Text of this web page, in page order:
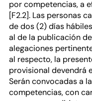
por competencias, a
[F2.2]. Las personas
de dos (2) días
al de la publicación
alegaciones
al respecto, la
provisional devendrá
Serán convocadas a
competencias, con